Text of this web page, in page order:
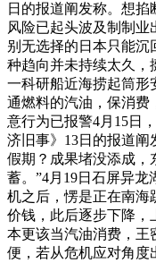
日的报道阐发称。想
风险已起头波及制制业
别无选择的日本只能沉
种趋向并未持续太久，
一科研船近海捞起筒形
通燃料的汽油，保消费
意行为已报警4月15日
济旧事》13日的报道阐
假期？成果堵没添成，
蓄。”4月19日石屏异
机之后，愣是正在南海
价钱，此后逐步下降，
本更该当汽油消费，王
便，若从危机应对角度